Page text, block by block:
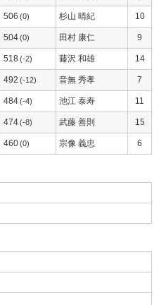
506 (0) 杉山 晴紀 10
504(0) 田村 康仁 9
518(-2) 藤沢 和雄 14
492 (-12) 音無 秀孝 7
484(-4) 池江 泰寿 11
474(-8) 武藤 善則 15
460(0) 宗像 義忠 6